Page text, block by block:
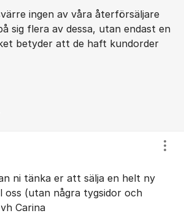
ingen av våra återförsäljare
sig flera av dessa, utan endast en
betyder att de haft kundorder
ni tänka er att sälja en helt ny
oss (utan några tygsidor och
Carina